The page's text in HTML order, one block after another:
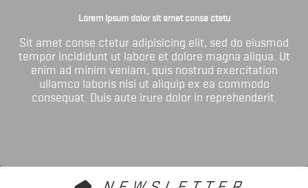
Lorem ipsum dolor sit amet conse ctetu
Sit amet conse ctetur adipisicing elit, sed do eiusmod
tempor incididunt ut labore et dolore magna aliqua. Ut
enim ad minim veniam, quis nostrud exercitation
ullamco laboris nisi ut aliquip ex ea commodo
consequat. Duis aute irure dolor in reprehenderit.